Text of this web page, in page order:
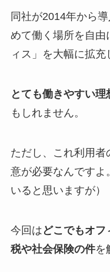
同社が2014年から
めて働く場所を自由
ィス」を大幅に拡充
とても働きやすい
もしれません。
ただし、これ利用
意が必要なんですよ
いると思いますが）
今回は どこでもオ
税や社会保険の件を